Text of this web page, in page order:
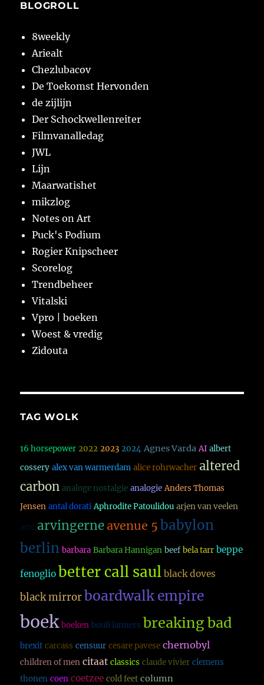
BLOGROLL
8weekly
Ariealt
Chezlubacov
De Toekomst Hervonden
de zijlijn
Der Schockwellenreiter
Filmvanalledag
JWL
Lijn
Maarwatishet
mikzlog
Notes on Art
Puck's Podium
Rogier Knipscheer
Scorelog
Trendbeheer
Vitalski
Vpro | boeken
Woest & vredig
Zidouta
TAG WOLK
16 horsepower 2022 2023 2024 Agnes Varda AI albert
cossery alex van warmerdam alice rohrwacher altered
carbon analoge nostalgie analogie Anders Thomas
Jensen antal dorati Aphrodite Patoulidou arjen van veelen
arte arvingerne avenue 5 babylon
berlin barbara Barbara Hannigan beef bela tarr beppe
fenoglio better call saul black doves
black mirror boardwalk empire
boek boeken bouli lanners breaking bad
brexit carcass censuur cesare pavese chernobyl
children of men citaat classics claude vivier clemens
thonen coen coetzee cold feet column